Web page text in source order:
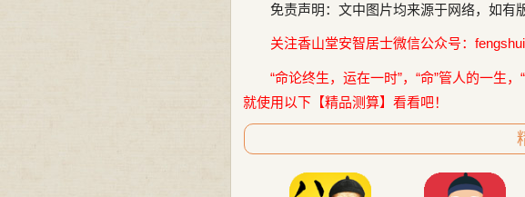
免责声明：文中图片均来源于网络，如有
关注香山堂安智居士微信公众号：
“命论终生，运在一时”，“命”管人的一生
就使用以下【精品测算】看看吧！